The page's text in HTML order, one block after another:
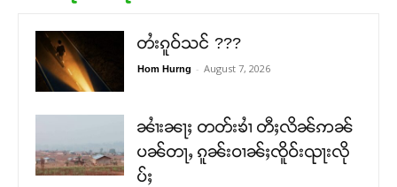
တႆးၵူဝ်သင် ???
Hom Hurng - August 7, 2026
ၼၢႆးၼႃႈ တတ်းၶၢႆ တီႈလိၼ်ဢၼ်
ပၼ်တႃႇ ၵူၼ်းဝၢၼ်ႈၸိူဝ်းၺႃးလို
ပ်ႈ